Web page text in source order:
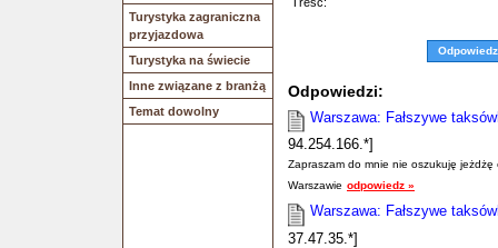
Turystyka zagraniczna
przyjazdowa
Turystyka na świecie
Inne związane z branżą
Temat dowolny
Odpowiedz
Odpowiedzi:
Warszawa: Fałszywe
94.254.166.*]
Zapraszam do mnie nie oszukuję
Warszawie odpowiedz »
Warszawa: Fałszywe
37.47.35.*]